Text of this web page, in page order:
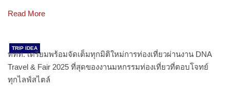
Read More
TRIP IDEA
ททท. เตรียมพร้อมจัดเต็มทุกมิติใหม่การท่องเที่ยวผ่านงาน DNA
Travel & Fair 2025 ที่สุดของงานมหกรรมท่องเที่ยวที่ตอบโจทย์
ทุกไลฟ์สไตล์